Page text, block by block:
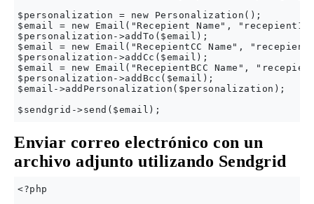
$personalization = new Personalization();
$email = new Email("Recepient Name", "
$personalization->addTo($email);
$email = new Email("RecepientCC Name", "
$personalization->addCc($email);
$email = new Email("RecepientBCC Name", "
$personalization->addBcc($email);
$email->addPersonalization($personalization);
Enviar correo electrónico con un
archivo adjunto utilizando Sendgrid
<?php